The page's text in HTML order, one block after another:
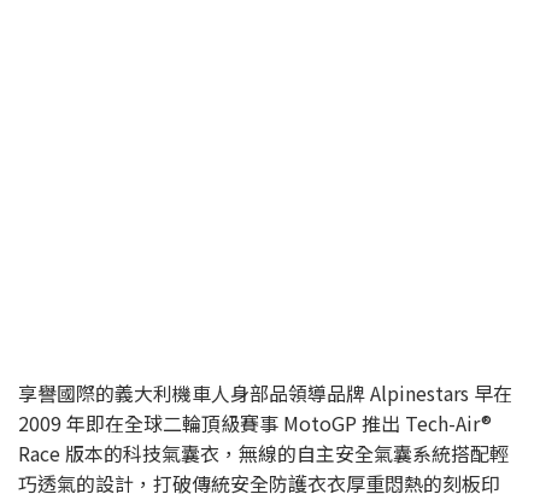
享譽國際的義大利機車人身部品領導品牌 Alpinestars 早在
2009 年即在全球二輪頂級賽事 MotoGP 推出 Tech-Air®
Race 版本的科技氣囊衣，無線的自主安全氣囊系統搭配輕
巧透氣的設計，打破傳統安全防護衣衣厚重悶熱的刻板印